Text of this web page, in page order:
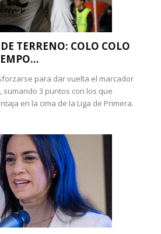
TERRENO: COLO COLO
para dar vuelta el marcador
sumando 3 puntos con los que
en la cima de la Liga de Primera.